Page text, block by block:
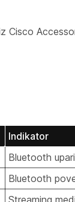
Cisco
Indikator
Bluetooth
Bluetooth